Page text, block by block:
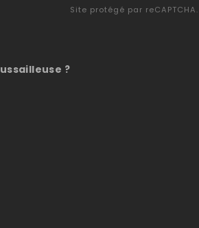
Site protégé par reCAPTCHA.
?